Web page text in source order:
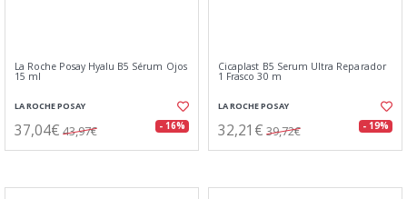
La Roche Posay Hyalu B5 Sérum Ojos
15 ml
LA ROCHE POSAY
37,04€ 43,97€ - 16%
Cicaplast B5 Serum Ultra Reparador
1 Frasco 30 m
LA ROCHE POSAY
32,21€ 39,72€ - 19%